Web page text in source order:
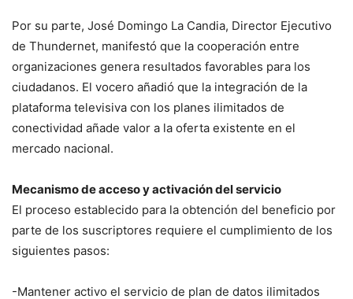
Por su parte, José Domingo La Candia, Director Ejecutivo
de Thundernet, manifestó que la cooperación entre
organizaciones genera resultados favorables para los
ciudadanos. El vocero añadió que la integración de la
plataforma televisiva con los planes ilimitados de
conectividad añade valor a la oferta existente en el
mercado nacional.
Mecanismo de acceso y activación del servicio
El proceso establecido para la obtención del beneficio por
parte de los suscriptores requiere el cumplimiento de los
siguientes pasos:
-Mantener activo el servicio de plan de datos ilimitados